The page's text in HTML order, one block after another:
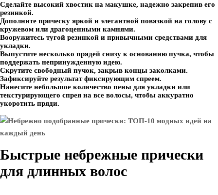
Сделайте высокий хвостик на макушке, надежно закрепив его
резинкой.
Дополните прическу яркой и элегантной повязкой на голову с
кружевом или драгоценными камнями.
Вооружитесь тугой резинкой и привычными средствами для
укладки.
Выпустите несколько прядей снизу к основанию пучка, чтобы
поддержать непринужденную идею.
Скрутите свободный пучок, закрыв концы заколками.
Зафиксируйте результат фиксирующим спреем.
Нанесите небольшое количество пены для укладки или
текстурирующего спрея на все волосы, чтобы аккуратно
укоротить пряди.
Быстрые небрежные прически
для длинных волос